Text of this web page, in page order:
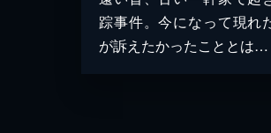
踪事件。今になって現れ
が訴えたかったこととは…